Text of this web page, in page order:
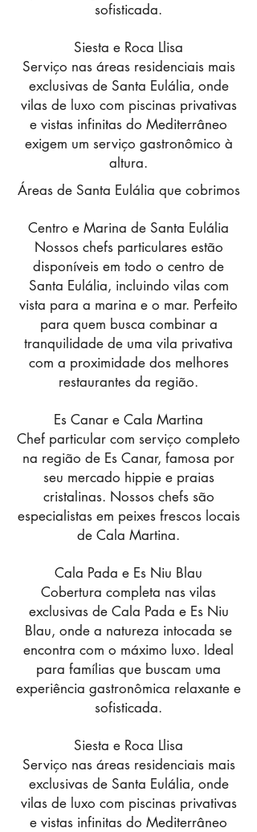
sofisticada.
Siesta e Roca Llisa
Serviço nas áreas residenciais mais
exclusivas de Santa Eulália, onde
vilas de luxo com piscinas privativas
e vistas infinitas do Mediterrâneo
exigem um serviço gastronômico à
altura.
Áreas de Santa Eulália que cobrimos
Centro e Marina de Santa Eulália
Nossos chefs particulares estão
disponíveis em todo o centro de
Santa Eulália, incluindo vilas com
vista para a marina e o mar. Perfeito
para quem busca combinar a
tranquilidade de uma vila privativa
com a proximidade dos melhores
restaurantes da região.
Es Canar e Cala Martina
Chef particular com serviço completo
na região de Es Canar, famosa por
seu mercado hippie e praias
cristalinas. Nossos chefs são
especialistas em peixes frescos locais
de Cala Martina.
Cala Pada e Es Niu Blau
Cobertura completa nas vilas
exclusivas de Cala Pada e Es Niu
Blau, onde a natureza intocada se
encontra com o máximo luxo. Ideal
para famílias que buscam uma
experiência gastronômica relaxante e
sofisticada.
Siesta e Roca Llisa
Serviço nas áreas residenciais mais
exclusivas de Santa Eulália, onde
vilas de luxo com piscinas privativas
e vistas infinitas do Mediterrâneo